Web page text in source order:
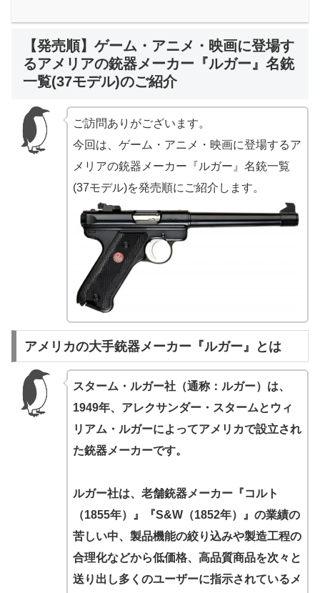
【発売順】ゲーム・アニメ・映画に登場す
るアメリアの銃器メーカー『ルガー』名銃
一覧(37モデル)のご紹介
ご訪問ありがございます。
今回は、ゲーム・アニメ・映画に登場するア
メリアの銃器メーカー『ルガー』名銃一覧
(37モデル)を発売順にご紹介します。
アメリカの大手銃器メーカー『ルガー』とは
スターム・ルガー社（通称：ルガー）は、
1949年、アレクサンダー・スタームとウィ
リアム・ルガーによってアメリカで設立され
た銃器メーカーです。
ルガー社は、老舗銃器メーカー『コルト
（1855年）』『S&W（1852年）』の業績の
苦しい中、製品機能の絞り込みや製造工程の
合理化などから低価格、高品質商品を次々と
送り出し多くのユーザーに指示されているメ